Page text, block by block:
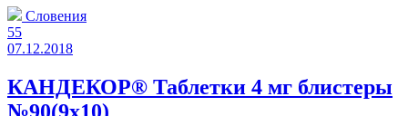
Словения
55
07.12.2018
КАНДЕКОР® Таблетки 4 мг блистеры
№90(9x10)